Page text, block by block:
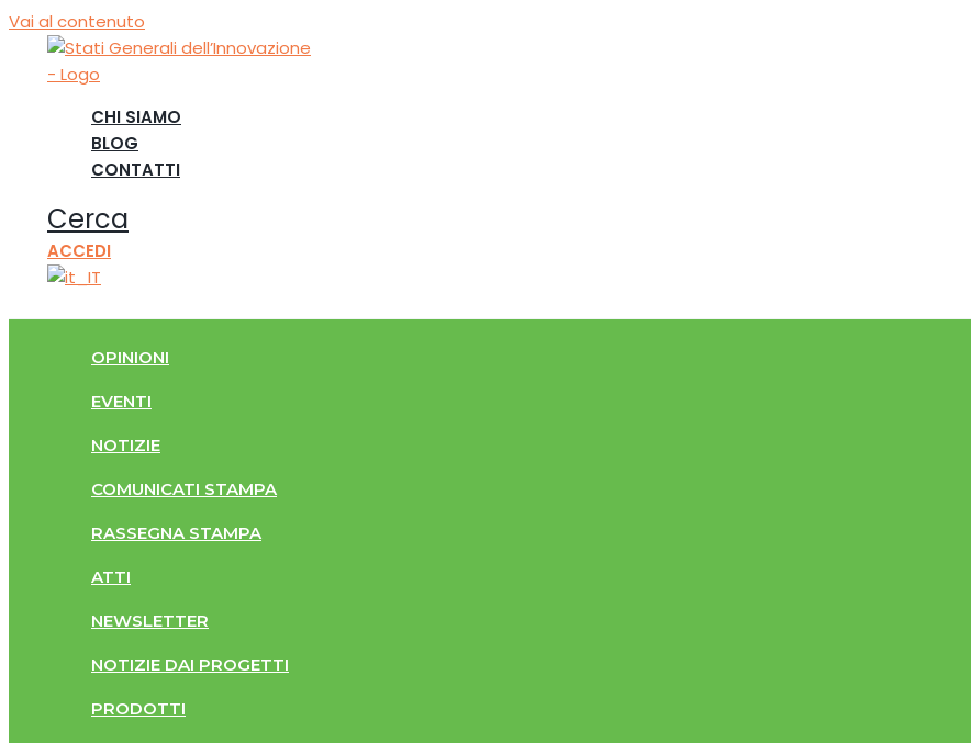
Vai al contenuto
CHI SIAMO
BLOG
CONTATTI
Cerca
ACCEDI
OPINIONI
EVENTI
NOTIZIE
COMUNICATI STAMPA
RASSEGNA STAMPA
ATTI
NEWSLETTER
NOTIZIE DAI PROGETTI
PRODOTTI